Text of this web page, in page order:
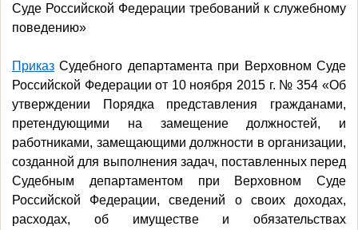
Суде Российской Федерации требований к служебному
поведению»
Приказ Судебного департамента при Верховном Суде
Российской Федерации от 10 ноября 2015 г. № 354 «Об
утверждении Порядка представления гражданами,
претендующими на замещение должностей, и
работниками, замещающими должности в организации,
созданной для выполнения задач, поставленных перед
Судебным департаментом при Верховном Суде
Российской Федерации, сведений о своих доходах,
расходах, об имуществе и обязательствах